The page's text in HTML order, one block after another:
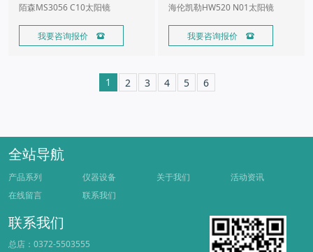
陌森MS3056 C10太阳镜
我要咨询报价 
海伦凯勒HW520 N01太阳镜
我要咨询报价 
1 2 3 4 5 6
全站导航
产品系列 仪器设备 关于我们
活动资讯
在线留言
联系我们
联系我们
总店：0372-5503555